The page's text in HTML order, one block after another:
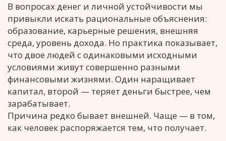
В вопросах денег и личной устойчивости мы
привыкли искать рациональные объяснения:
образование, карьерные решения, внешняя
среда, уровень дохода. Но практика показывает,
что двое людей с одинаковыми исходными
условиями живут совершенно разными
финансовыми жизнями. Один наращивает
капитал, второй — теряет деньги быстрее, чем
зарабатывает.
Причина редко бывает внешней. Чаще — в том,
как человек распоряжается тем, что получает.